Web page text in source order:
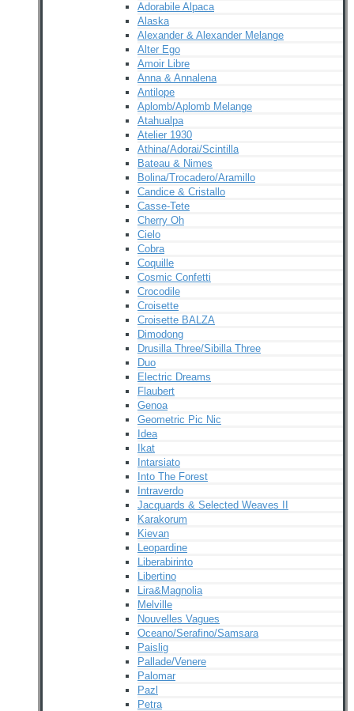
Adorabile Alpaca
Alaska
Alexander & Alexander Melange
Alter Ego
Amoir Libre
Anna & Annalena
Antilope
Aplomb/Aplomb Melange
Atahualpa
Atelier 1930
Athina/Adorai/Scintilla
Bateau & Nimes
Bolina/Trocadero/Aramillo
Candice & Cristallo
Casse-Tete
Cherry Oh
Cielo
Cobra
Coquille
Cosmic Confetti
Crocodile
Croisette
Croisette BALZA
Dimodong
Drusilla Three/Sibilla Three
Duo
Electric Dreams
Flaubert
Genoa
Geometric Pic Nic
Idea
Ikat
Intarsiato
Into The Forest
Intraverdo
Jacquards & Selected Weaves II
Karakorum
Kievan
Leopardine
Liberabirinto
Libertino
Lira&Magnolia
Melville
Nouvelles Vagues
Oceano/Serafino/Samsara
Paislig
Pallade/Venere
Palomar
Pazl
Petra